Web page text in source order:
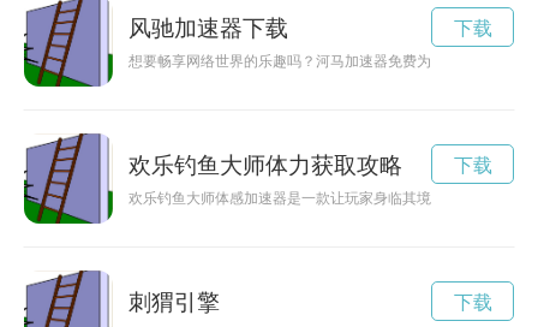
风驰加速器下载
想要畅享网络世界的乐趣吗？河马加速器免费为您提供网络加
下载
欢乐钓鱼大师体力获取攻略
欢乐钓鱼大师体感加速器是一款让玩家身临其境感受钓鱼乐趣
下载
刺猬引擎 下载